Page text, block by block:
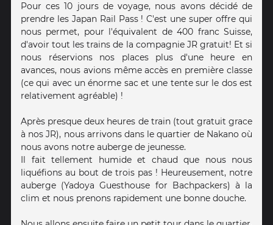
Pour ces 10 jours de voyage, nous avons décidé de
prendre les Japan Rail Pass ! C'est une super offre qui
nous permet, pour l'équivalent de 400 franc Suisse,
d'avoir tout les trains de la compagnie JR gratuit! Et si
nous réservions nos places plus d'une heure en
avances, nous avions même accès en première classe
(ce qui avec un énorme sac et une tente sur le dos est
relativement agréable) !
Après presque deux heures de train (tout gratuit grace
à nos JR), nous arrivons dans le quartier de Nakano où
nous avons notre auberge de jeunesse.
Il fait tellement humide et chaud que nous nous
liquéfions au bout de trois pas ! Heureusement, notre
auberge (Yadoya Guesthouse for Bachpackers) à la
clim et nous prenons rapidement une bonne douche.